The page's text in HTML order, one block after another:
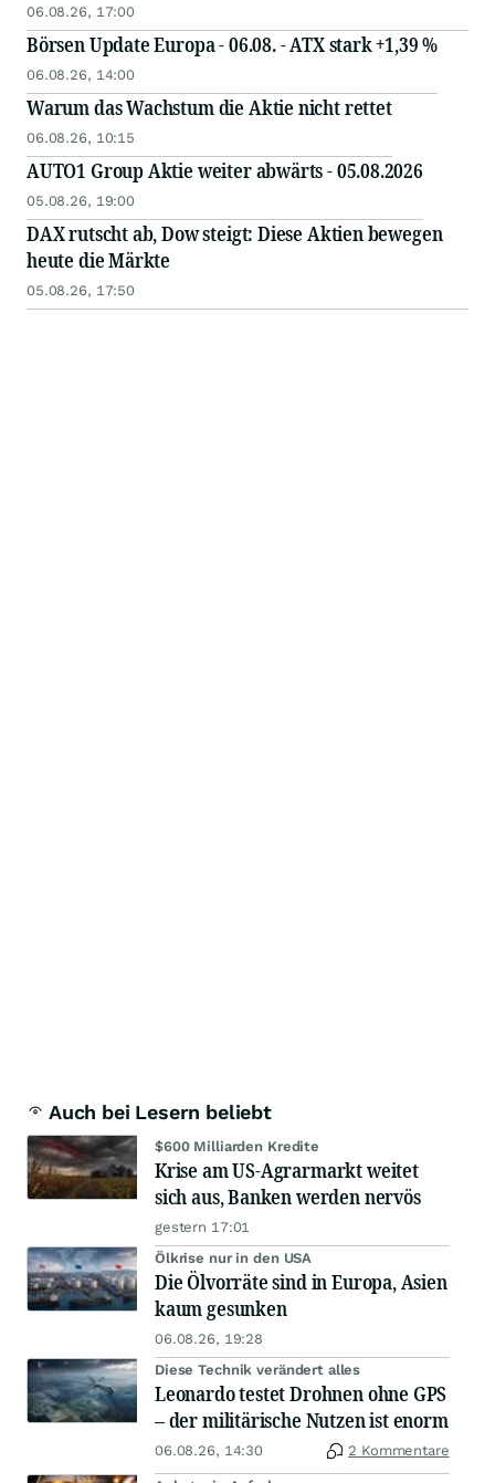
06.08.26, 17:00
Börsen Update Europa - 06.08. - ATX stark +1,39 %
06.08.26, 14:00
Warum das Wachstum die Aktie nicht rettet
06.08.26, 10:15
AUTO1 Group Aktie weiter abwärts - 05.08.2026
05.08.26, 19:00
DAX rutscht ab, Dow steigt: Diese Aktien bewegen
heute die Märkte
05.08.26, 17:50
Auch bei Lesern beliebt
$600 Milliarden Kredite
Krise am US-Agrarmarkt weitet
sich aus, Banken werden nervös
gestern 17:01
Ölkrise nur in den USA
Die Ölvorräte sind in Europa, Asien
kaum gesunken
06.08.26, 19:28
Diese Technik verändert alles
Leonardo testet Drohnen ohne GPS
– der militärische Nutzen ist enorm
06.08.26, 14:30 2 Kommentare